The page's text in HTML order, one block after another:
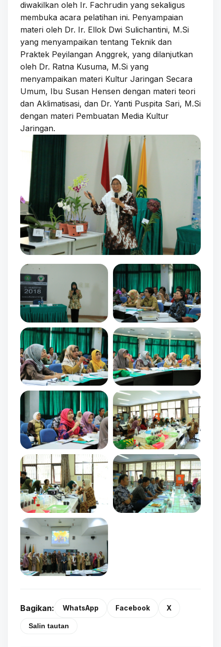
diwakilkan oleh Ir. Fachrudin yang sekaligus
membuka acara pelatihan ini. Penyampaian
materi oleh Dr. Ir. Ellok Dwi Sulichantini, M.Si
yang menyampaikan tentang Teknik dan
Praktek Peyilangan Anggrek, yang dilanjutkan
oleh Dr. Ratna Kusuma, M.Si yang
menyampaikan materi Kultur Jaringan Secara
Umum, Ibu Susan Hensen dengan materi teori
dan Aklimatisasi, dan Dr. Yanti Puspita Sari, M.Si
dengan materi Pembuatan Media Kultur
Jaringan.
Bagikan: WhatsApp Facebook X
Salin tautan